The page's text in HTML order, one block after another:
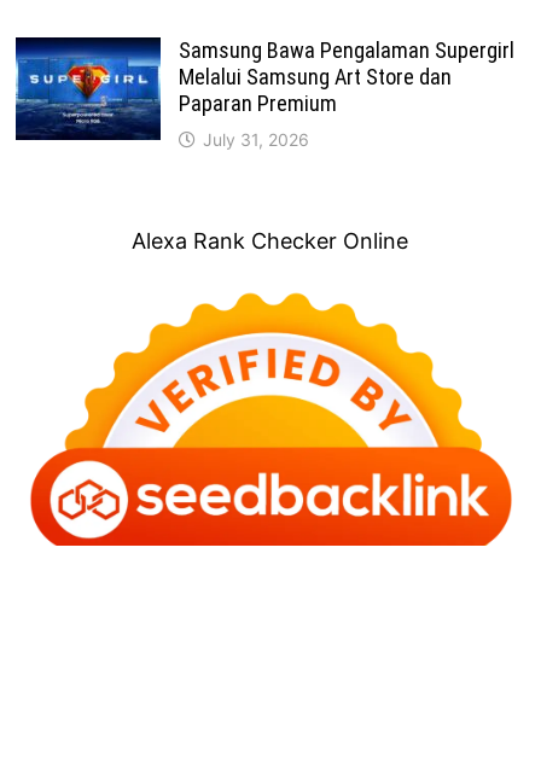
Samsung Bawa Pengalaman Supergirl
Melalui Samsung Art Store dan
Paparan Premium
July 31, 2026
Alexa Rank Checker Online